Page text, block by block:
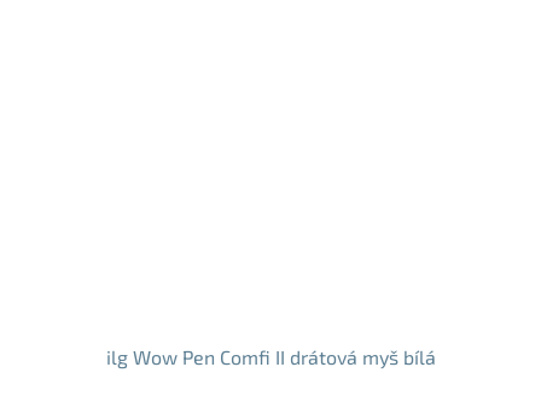
ilg Wow Pen Comfi II drátová myš bílá